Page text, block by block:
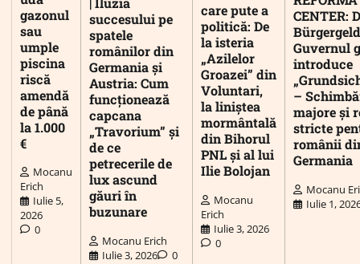
gazonul
sau
umple
piscina
riscă
amendă
de până
la 1.000
€
Mocanu
Erich
Iulie 5,
2026
0
succesului pe
spatele
românilor din
Germania și
Austria: Cum
funcționează
capcana
„Travorium” și
de ce
petrecerile de
lux ascund
găuri în
buzunare
Mocanu Erich
Iulie 3, 2026
0
care pute a
politică: De
la isteria
„Azilelor
Groazei” din
Voluntari,
la liniștea
mormântală
din Bihorul
PNL și al lui
Ilie Bolojan
Mocanu
Erich
Iulie 3, 2026
0
CENTER:
Guvernul
introduce
–
majore și
stricte
românii
Germania
Mocanu
Iulie 1,